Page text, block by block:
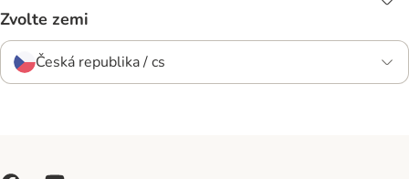
Zvolte zemi
Česká republika / cs